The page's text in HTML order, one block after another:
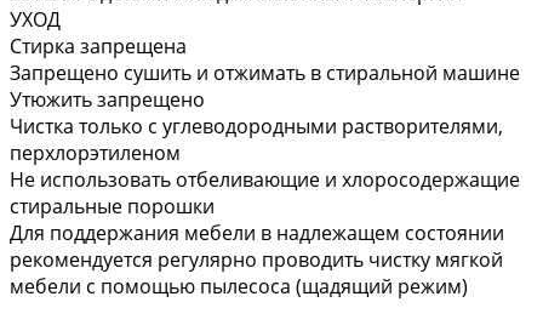
УХОД
Стирка запрещена
Запрещено сушить и отжимать в стиральной машине
Утюжить запрещено
Чистка только с углеводородными растворителями,
перхлорэтиленом
Не использовать отбеливающие и хлоросодержащие
стиральные порошки
Для поддержания мебели в надлежащем состоянии
рекомендуется регулярно проводить чистку мягкой
мебели с помощью пылесоса (щадящий режим)